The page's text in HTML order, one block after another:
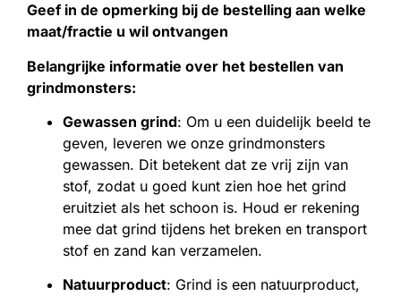
Geef in de opmerking bij de bestelling aan welke
maat/fractie u wil ontvangen
Belangrijke informatie over het bestellen van
grindmonsters:
Gewassen grind: Om u een duidelijk beeld te
geven, leveren we onze grindmonsters
gewassen. Dit betekent dat ze vrij zijn van
stof, zodat u goed kunt zien hoe het grind
eruitziet als het schoon is. Houd er rekening
mee dat grind tijdens het breken en transport
stof en zand kan verzamelen.
Natuurproduct: Grind is een natuurproduct,